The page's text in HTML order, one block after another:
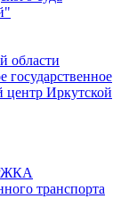
области
государственное
центр Иркутской
транспорта